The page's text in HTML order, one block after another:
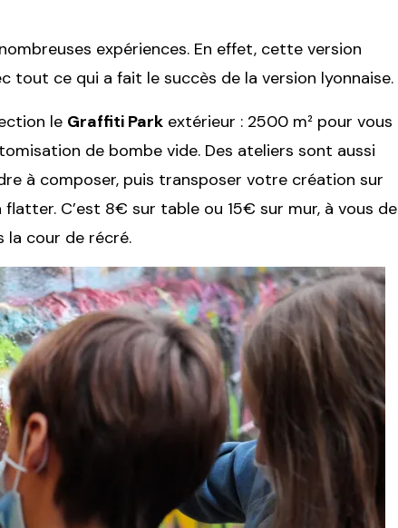
expériences. En effet, cette version
tout ce qui a fait le succès de la version lyonnaise.
le Graffiti Park extérieur : 2500 m² pour vous
de bombe vide. Des ateliers sont aussi
à composer, puis transposer votre création sur
C’est 8€ sur table ou 15€ sur mur, à vous de
la cour de récré.